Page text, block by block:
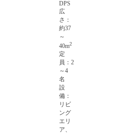
DPS
広
さ：
約37
～
40m2
定
員：2
～4
名
設
備：
リビ
ング
エリ
ア、